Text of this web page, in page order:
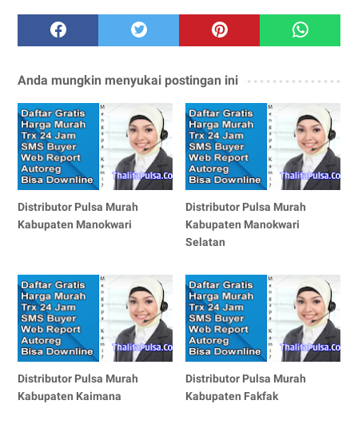
Anda mungkin menyukai postingan ini
Distributor Pulsa Murah
Kabupaten Manokwari
Distributor Pulsa Murah
Kabupaten Manokwari
Selatan
Distributor Pulsa Murah
Kabupaten Kaimana
Distributor Pulsa Murah
Kabupaten Fakfak